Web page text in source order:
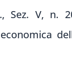
Sez. V, n.